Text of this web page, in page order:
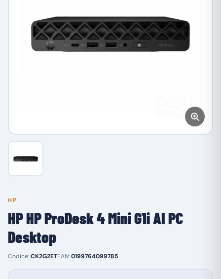
HP
HP HP ProDesk 4 Mini G1i AI PC
Desktop
Codice:CK2G2ETEAN:0199764099785